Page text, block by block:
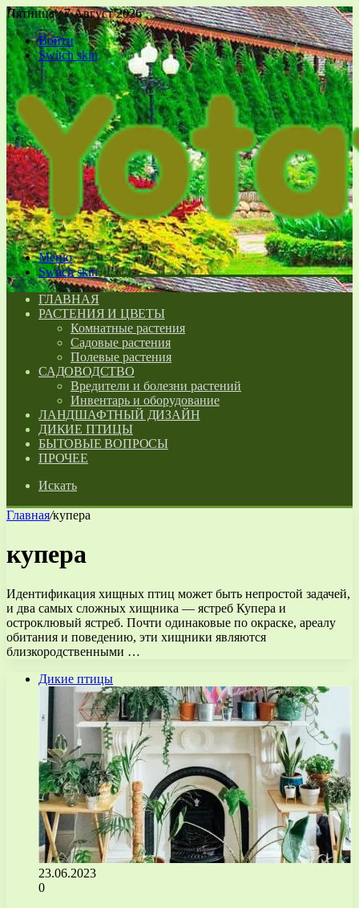
Пятница , 7 Август 2026
Войти
Switch skin
Меню
Switch skin
ГЛАВНАЯ
РАСТЕНИЯ И ЦВЕТЫ
Комнатные растения
Садовые растения
Полевые растения
САДОВОДСТВО
Вредители и болезни растений
Инвентарь и оборудование
ЛАНДШАФТНЫЙ ДИЗАЙН
ДИКИЕ ПТИЦЫ
БЫТОВЫЕ ВОПРОСЫ
ПРОЧЕЕ
Искать
Главная/купера
купера
Идентификация хищных птиц может быть непростой задачей,
и два самых сложных хищника — ястреб Купера и
остроклювый ястреб. Почти одинаковые по окраске, ареалу
обитания и поведению, эти хищники являются
близкородственными …
Дикие птицы
23.06.2023
0